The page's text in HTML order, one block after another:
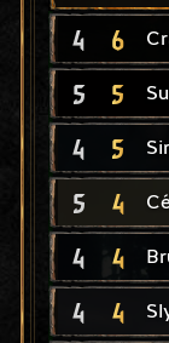
4 6
5 5
4 5
5 4
4 4
4 4